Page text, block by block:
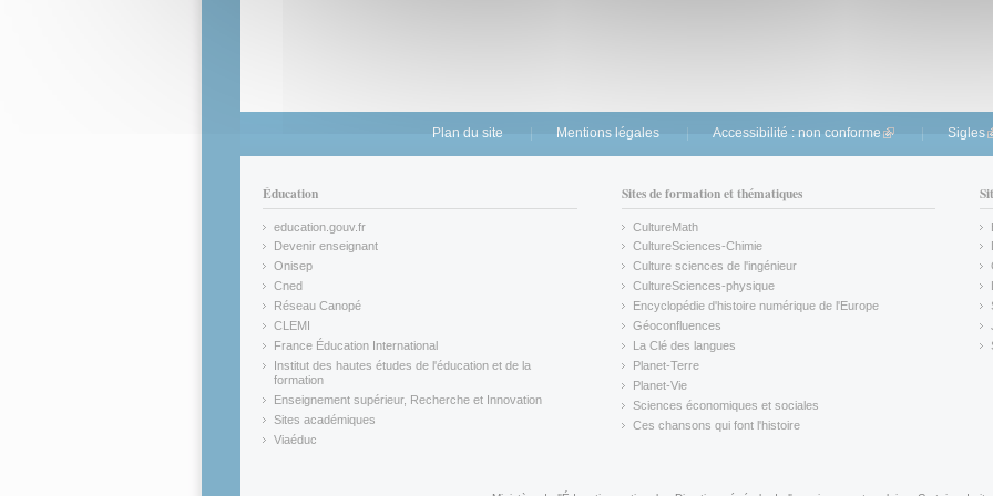
Plan du site Mentions légales Accessibilité : non conforme (link is external)
Sigles
Éducation
education.gouv.fr
(link is external)
Devenir enseignant
(link is external)
Onisep
(link is external)
Cned
(link is external)
Réseau Canopé
(link is external)
CLEMI
(link is external)
France Éducation International
(link is external)
Institut des hautes études de l'éducation et de la
formation
(link is external)
Enseignement supérieur, Recherche et Innovation
(link is external)
Sites académiques
(link is external)
Viaéduc
Sites de formation et thématiques
CultureMath
(link is external)
CultureSciences-Chimie
(link is external)
Culture sciences de l'ingénieur
CultureSciences-physique
(link is external)
Encyclopédie d'histoire numérique de l'Europe
(link is external)
Géoconfluences
(link is external)
La Clé des langues
(link is external)
Planet-Terre
(link is external)
Planet-Vie
(link is external)
Sciences économiques et sociales
(link is external)
Ces chansons qui font l'histoire